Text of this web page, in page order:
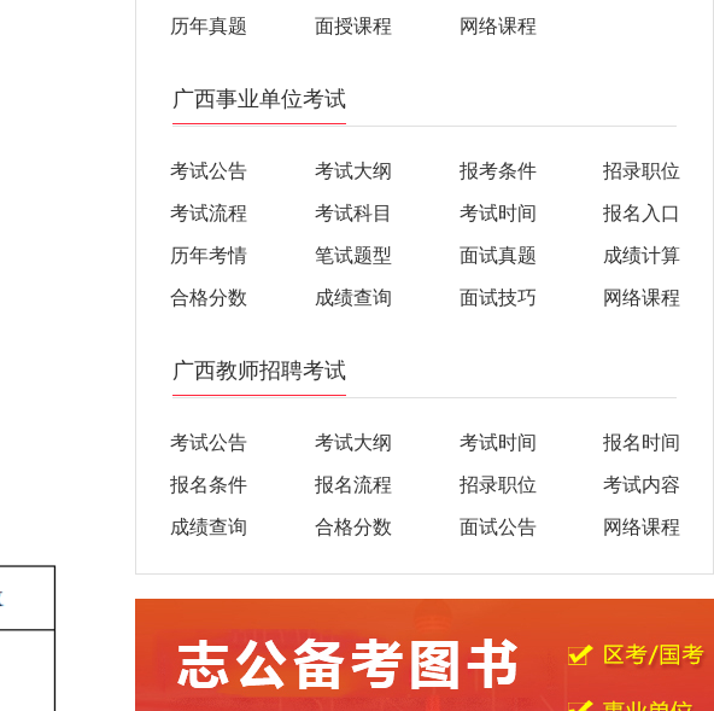
历年真题 面授课程 网络课程
广西事业单位考试
考试公告 考试大纲 报考条件 招录职位
考试流程 考试科目 考试时间 报名入口
历年考情 笔试题型 面试真题 成绩计算
合格分数 成绩查询 面试技巧 网络课程
广西教师招聘考试
考试公告 考试大纲 考试时间 报名时间
报名条件 报名流程 招录职位 考试内容
成绩查询 合格分数 面试公告 网络课程